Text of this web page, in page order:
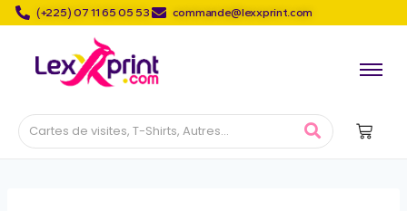
(+225) 07 11 65 05 53 commande@lexxprint.com